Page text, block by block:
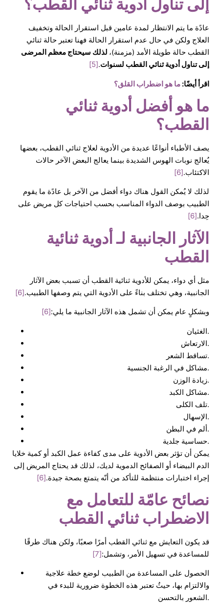
إلى تناول أدوية ثنائي القطب؟
عادًة ما يتم الانتظار لمدة عامين قبل استقرار الحالة وتخفيف
العلاج ولكن في حال عدم استقرار الحالة فهنا تعتبر حالة ثنائي
القطب حالة طويلة الأمد (مزمنة)، لذلك سيحتاج معظم المرضى
إلى تناول أدوية ثنائي القطب لسنوات.
[5]
اقرأ أيضًا: ما هو اضطراب القلق؟
ما هو أفضل أدوية ثنائي
القطب؟
يصف الأطباء أنواعًا عديدة من الأدوية لعلاج ثنائي القطب، بعضها
يُعالج نوبات الهوس الشديدة بينما يعالج البعض الآخر حالات
الاكتئاب.[6]
لذلك لا يُمكن القول هناك دواء أفضل من الآخر بل عادًة ما يقوم
الطبيب بوصف الدواء المناسب بحسب احتياجات كل مريض على
حِدا.[6]
الآثار الجانبية لـ أدوية ثنائية
القطب
مثل أي دواء، يمكن للأدوية ثنائية القطب أن تسبب بعض الآثار
الجانبية، وهي تختلف بناءً على الأدوية التي يتم وصفها الطبيب.[6]
وبشكلٍ عام يمكن أن تشمل هذه الآثار الجانبية ما يلي:[6]
الغثيان.
الارتعاش.
تساقط الشعر.
مشاكل في الرغبة الجنسية.
زيادة الوزن.
مشاكل الكبد.
تلف الكلى.
الإسهال.
ألم في البطن.
حساسية جلدية.
يمكن أن تؤثر بعض الأدوية على مدى كفاءة عمل الكبد أو كمية خلايا
الدم البيضاء أو الصفائح الدموية لديك، لذلك قد يحتاج المريض إلى
إجراء اختبارات منتظمة للتأكد من أنّه يتمتع بصحة جيدة.[6]
نصائح عامّة للتعامل مع
الاضطراب ثنائي القطب
قد يكون التعايش مع ثنائي القطب أمرًا صعبًا، ولكن هناك طرقًا
للمساعدة في تسهيل الأمر، وتشمل:[7]
الحصول على المساعدة من الطبيب لوضع خطة علاجية
والالتزام بها، حيثُ تعتبر هذه الخطوة ضرورية للبدء في
الشعور بالتحسن.